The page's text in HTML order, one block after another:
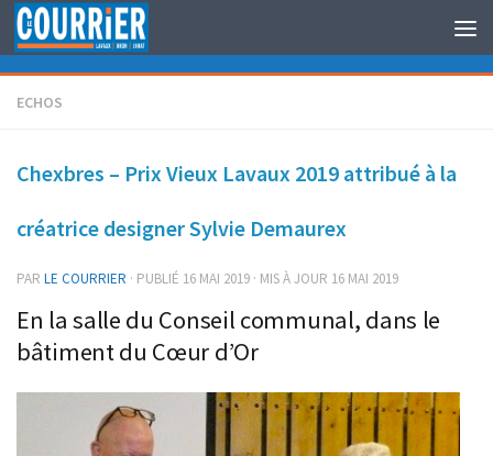
Au dessous du contenu
ECHOS
Chexbres – Prix Vieux Lavaux 2019 attribué à la
créatrice designer Sylvie Demaurex
PAR LE COURRIER · PUBLIÉ 16 MAI 2019 · MIS À JOUR 16 MAI 2019
En la salle du Conseil communal, dans le
bâtiment du Cœur d’Or